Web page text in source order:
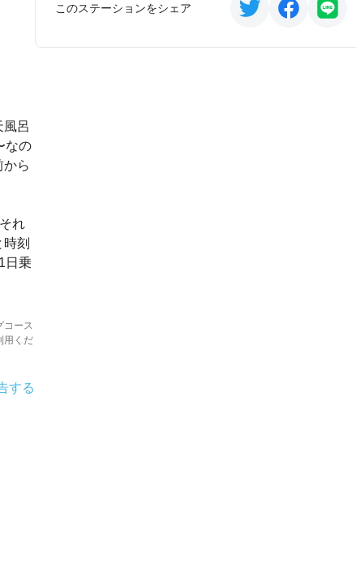
呂
なの
ら
れ
刻
日乗
コース
用くだ
する
このステーションをシェア